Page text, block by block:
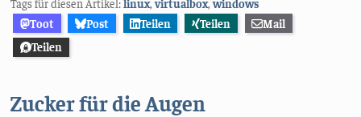
Toot
Post Teilen Teilen
Mail
Teilen
Zucker für die Augen